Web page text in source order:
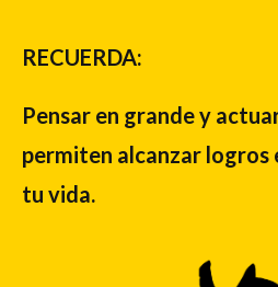
RECUERDA:
Pensar en grande y
permiten alcanzar
tu vida.